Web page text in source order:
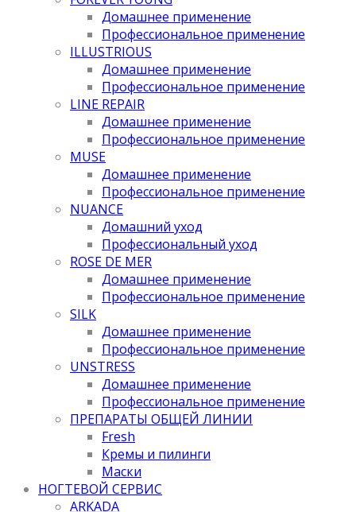
Домашнее применение
Профессиональное применение
ILLUSTRIOUS
Домашнее применение
Профессиональное применение
LINE REPAIR
Домашнее применение
Профессиональное применение
MUSE
Домашнее применение
Профессиональное применение
NUANCE
Домашний уход
Профессиональный уход
ROSE DE MER
Домашнее применение
Профессиональное применение
SILK
Домашнее применение
Профессиональное применение
UNSTRESS
Домашнее применение
Профессиональное применение
ПРЕПАРАТЫ ОБЩЕЙ ЛИНИИ
Fresh
Кремы и пилинги
Маски
НОГТЕВОЙ СЕРВИС
ARKADA